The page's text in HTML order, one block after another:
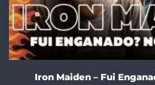
Iron Maiden – Fui